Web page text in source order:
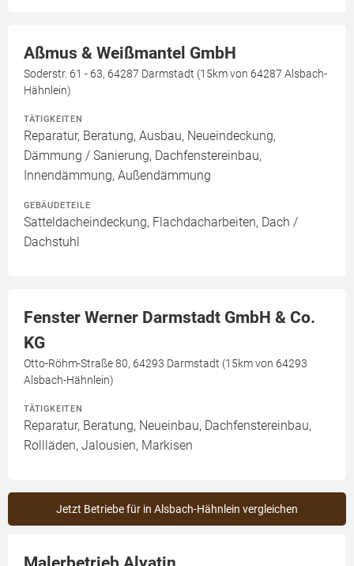
Aßmus & Weißmantel GmbH
Soderstr. 61 - 63, 64287 Darmstadt (15km von 64287 Alsbach-
Hähnlein)
TÄTIGKEITEN
Reparatur, Beratung, Ausbau, Neueindeckung,
Dämmung / Sanierung, Dachfenstereinbau,
Innendämmung, Außendämmung
GEBÄUDETEILE
Satteldacheindeckung, Flachdacharbeiten, Dach /
Dachstuhl
Fenster Werner Darmstadt GmbH & Co.
KG
Otto-Röhm-Straße 80, 64293 Darmstadt (15km von 64293
Alsbach-Hähnlein)
TÄTIGKEITEN
Reparatur, Beratung, Neueinbau, Dachfenstereinbau,
Rollläden, Jalousien, Markisen
Jetzt Betriebe für in Alsbach-Hähnlein vergleichen